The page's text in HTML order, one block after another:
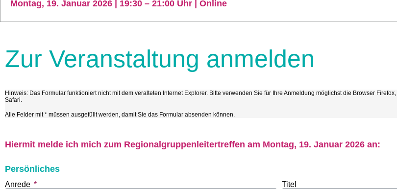
Montag, 19. Januar 2026 | 19:30 – 21:00 Uhr | Online
Zur Veranstaltung anmelden
Hinweis: Das Formular funktioniert nicht mit dem veralteten Internet Explorer. Bitte verwenden Sie für Ihre Anmeldung möglichst die Browser
Safari.
Alle Felder mit * müssen ausgefüllt werden, damit Sie das Formular absenden können.
Hiermit melde ich mich zum Regionalgruppenleitertreffen am Montag, 19. Januar 2026 an:
Persönliches
Anrede Titel